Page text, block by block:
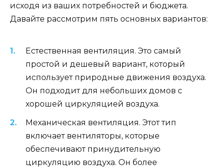
исходя из ваших потребностей и бюджета.
Давайте рассмотрим пять основных вариантов:
Естественная вентиляция. Это самый
простой и дешевый вариант, который
использует природные движения воздуха.
Он подходит для небольших домов с
хорошей циркуляцией воздуха.
Механическая вентиляция. Этот тип
включает вентиляторы, которые
обеспечивают принудительную
циркуляцию воздуха. Он более